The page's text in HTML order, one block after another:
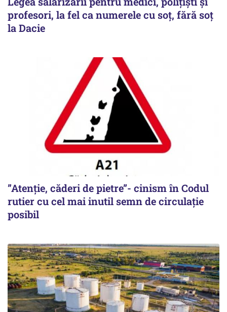
profesori, la fel ca numerele cu soț, fără soț
la Dacie
”Atenție, căderi de pietre”- cinism în Codul
rutier cu cel mai inutil semn de circulație
posibil